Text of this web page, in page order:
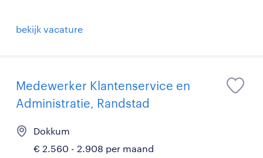
bekijk vacature
Medewerker Klantenservice en
Administratie, Randstad
Dokkum
€ 2.560 - 2.908 per maand